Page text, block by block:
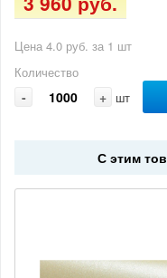
Цена 4.0 руб. за 1 шт
Количество
- + шт
С этим